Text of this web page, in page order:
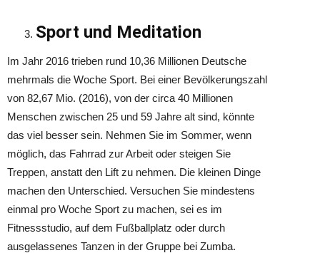
Sport und Meditation
Im Jahr 2016 trieben rund 10,36 Millionen Deutsche
mehrmals die Woche Sport. Bei einer Bevölkerungszahl
von 82,67 Mio. (2016), von der circa 40 Millionen
Menschen zwischen 25 und 59 Jahre alt sind, könnte
das viel besser sein. Nehmen Sie im Sommer, wenn
möglich, das Fahrrad zur Arbeit oder steigen Sie
Treppen, anstatt den Lift zu nehmen. Die kleinen Dinge
machen den Unterschied. Versuchen Sie mindestens
einmal pro Woche Sport zu machen, sei es im
Fitnessstudio, auf dem Fußballplatz oder durch
ausgelassenes Tanzen in der Gruppe bei Zumba.